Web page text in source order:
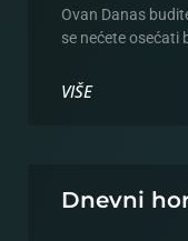
Ovan Danas
se nećete osećati
VIŠE
Dnevni